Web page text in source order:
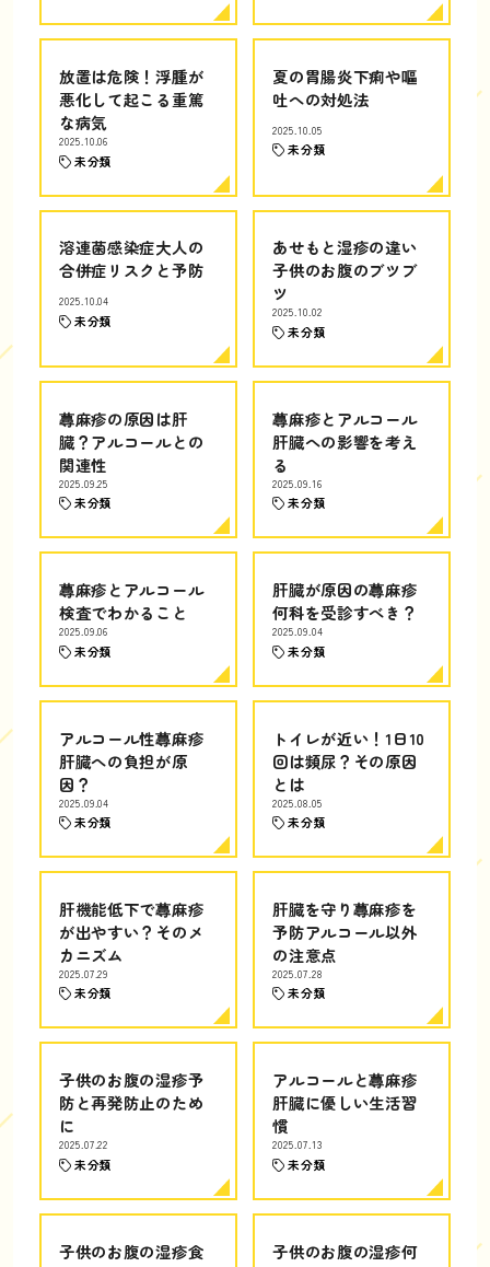
放置は危険！浮腫が
悪化して起こる重篤
な病気
2025.10.06
未分類
夏の胃腸炎下痢や嘔
吐への対処法
2025.10.05
未分類
溶連菌感染症大人の
合併症リスクと予防
2025.10.04
未分類
あせもと湿疹の違い
子供のお腹のブツブ
ツ
2025.10.02
未分類
蕁麻疹の原因は肝
臓？アルコールとの
関連性
2025.09.25
未分類
蕁麻疹とアルコール
肝臓への影響を考え
る
2025.09.16
未分類
蕁麻疹とアルコール
検査でわかること
2025.09.06
未分類
肝臓が原因の蕁麻疹
何科を受診すべき？
2025.09.04
未分類
アルコール性蕁麻疹
肝臓への負担が原
因？
2025.09.04
未分類
トイレが近い！1日10
回は頻尿？その原因
とは
2025.08.05
未分類
肝機能低下で蕁麻疹
が出やすい？そのメ
カニズム
2025.07.29
未分類
肝臓を守り蕁麻疹を
予防アルコール以外
の注意点
2025.07.28
未分類
子供のお腹の湿疹予
防と再発防止のため
に
2025.07.22
未分類
アルコールと蕁麻疹
肝臓に優しい生活習
慣
2025.07.13
未分類
子供のお腹の湿疹食
子供のお腹の湿疹何